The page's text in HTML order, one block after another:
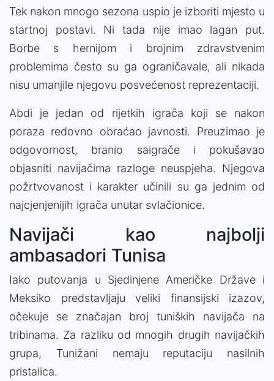
Tek nakon mnogo sezona uspio je izboriti mjesto u
startnoj postavi. Ni tada nije imao lagan put.
Borbe s hernijom i brojnim zdravstvenim
problemima često su ga ograničavale, ali nikada
nisu umanjile njegovu posvećenost reprezentaciji.
Abdi je jedan od rijetkih igrača koji se nakon
poraza redovno obraćao javnosti. Preuzimao je
odgovornost, branio saigrače i pokušavao
objasniti navijačima razloge neuspjeha. Njegova
požrtvovanost i karakter učinili su ga jednim od
najcjenjenijih igrača unutar svlačionice.
Navijači kao najbolji
ambasadori Tunisa
Iako putovanja u Sjedinjene Američke Države i
Meksiko predstavljaju veliki finansijski izazov,
očekuje se značajan broj tuniških navijača na
tribinama. Za razliku od mnogih drugih navijačkih
grupa, Tunižani nemaju reputaciju nasilnih
pristalica.